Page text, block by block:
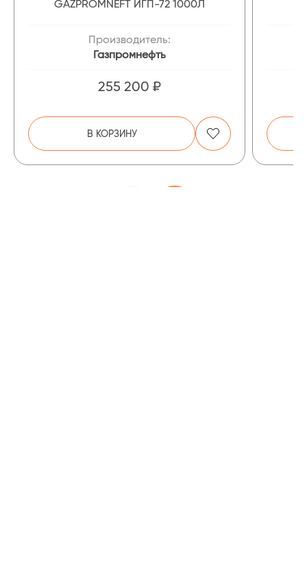
GAZPROMNEFT ИГП-72 1000Л
Производитель:
Газпромнефть
255 200 ₽
В КОРЗИНУ